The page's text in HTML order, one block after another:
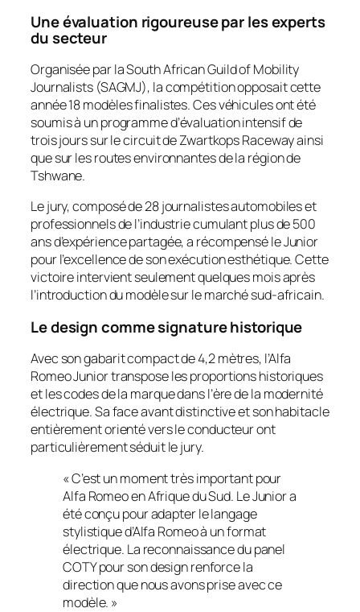
Une évaluation rigoureuse par les experts
du secteur
Organisée par laSouth African Guild of Mobility
Journalists(SAGMJ), la compétition opposait cette
année 18 modèles finalistes. Ces véhicules ont été
soumis à un programme d’évaluation intensif de
trois jours sur le circuit deZwartkops Racewayainsi
que sur les routes environnantes de la région de
Tshwane.
Le jury, composé de 28 journalistes automobiles et
professionnels de l’industrie cumulant plus de 500
ans d’expérience partagée, a récompensé le Junior
pour l’excellence de son exécution esthétique. Cette
victoire intervient seulement quelques mois après
l’introduction du modèle sur le marché sud-africain.
Le design comme signature historique
Avec son gabarit compact de 4,2 mètres, l’Alfa
Romeo Junior transpose les proportions historiques
et les codes de la marque dans l’ère de la modernité
électrique. Sa face avant distinctive et son habitacle
entièrement orienté vers le conducteur ont
particulièrement séduit le jury.
« C’est un moment très important pour
Alfa Romeo en Afrique du Sud. Le Junior a
été conçu pour adapter le langage
stylistique d’Alfa Romeo à un format
électrique. La reconnaissance du panel
COTY pour son design renforce la
direction que nous avons prise avec ce
modèle. »